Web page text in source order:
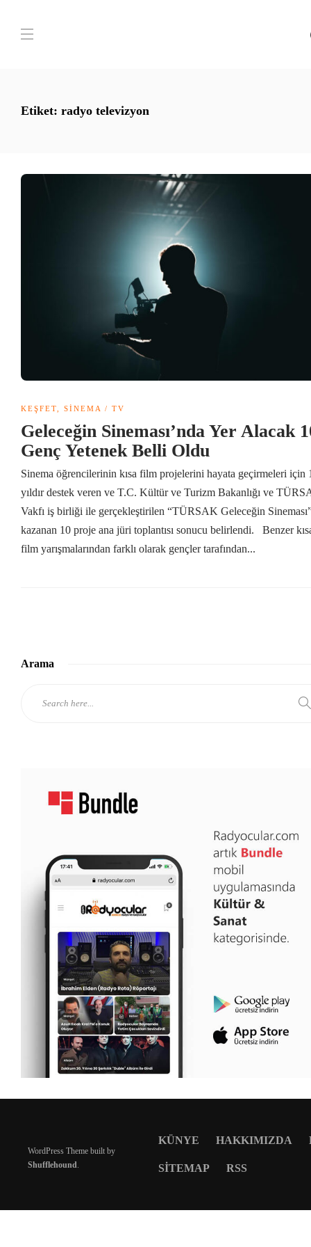
Etiket: radyo televizyon
KEŞFET SINEMA / TV
Geleceğin Sineması’nda Yer Alacak
Genç Yetenek Belli Oldu
Sinema öğrencilerinin kısa film projelerini hayata geçirmeleri için
yıldır destek veren ve T.C. Kültür ve Turizm Bakanlığı ve
Vakfı iş birliği ile gerçekleştirilen “TÜRSAK Geleceğin
kazanan 10 proje ana jüri toplantısı sonucu belirlendi. Benzer
film yarışmalarından farklı olarak gençler tarafından...
Arama
WordPress Theme built by
Shufflehound
KÜNYE HAKKIMIZDA
SITEMAP RSS